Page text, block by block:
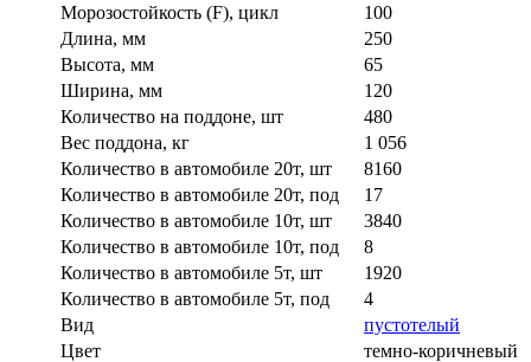
Морозостойкость (F), цикл
100
Длина, мм
250
Высота, мм
65
Ширина, мм
120
Количество на поддоне, шт
480
Вес поддона, кг
1 056
Количество в автомобиле 20т, шт
8160
Количество в автомобиле 20т, под
17
Количество в автомобиле 10т, шт
3840
Количество в автомобиле 10т, под
8
Количество в автомобиле 5т, шт
1920
Количество в автомобиле 5т, под
4
Вид
пустотелый
Цвет
темно-коричневый